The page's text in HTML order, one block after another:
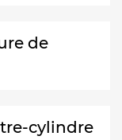
de
cylindre